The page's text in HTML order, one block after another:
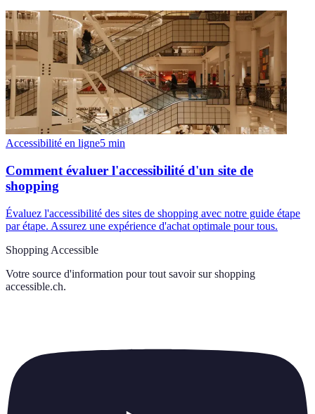
Accessibilité en ligne5 min
Comment évaluer l'accessibilité d'un site de
shopping
Évaluez l'accessibilité des sites de shopping avec notre guide étape
par étape. Assurez une expérience d'achat optimale pour tous.
Shopping Accessible
Votre source d'information pour tout savoir sur shopping
accessible.ch.